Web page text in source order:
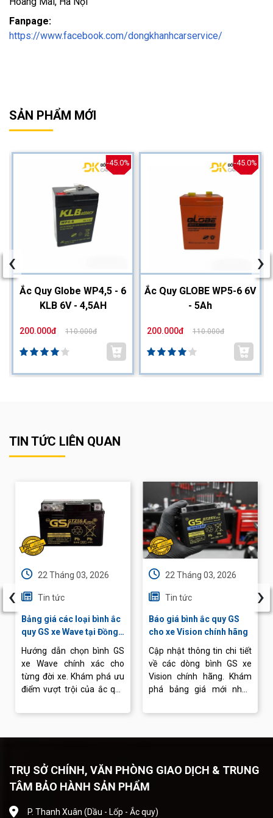
Fanpage:
https://www.facebook.com/dongkhanhcarservice/
SẢN PHẨM MỚI
-45.0%
Ắc Quy Globe WP4,5 - 6
KLB 6V - 4,5AH
200.000đ 110.000đ
-45.0%
Ắc Quy GLOBE WP5-6 6V
- 5Ah
200.000đ 110.000đ
‹ ›
TIN TỨC LIÊN QUAN
22 Tháng 03, 2026
Tin tức
Bảng giá các loại bình ắc
quy GS xe Wave tại Đồng
Khánh
Hướng dẫn chọn bình GS
xe Wave chính xác cho
từng đời xe. Khám phá ưu
điểm vượt trội của ắc quy
chuyên nghiệp tại Ắc quy
22 Tháng 03, 2026
Tin tức
Báo giá bình ắc quy GS
cho xe Vision chính hãng
Cập nhật thông tin chi tiết
về các dòng bình GS xe
Vision chính hãng. Khám
phá bảng giá mới nhất,
hợp và dịch vụ thay ắc quy
‹ ›
TRỤ SỞ CHÍNH, VĂN PHÒNG GIAO DỊCH & TRUNG
TÂM BẢO HÀNH SẢN PHẨM
P. Thanh Xuân (Dầu - Lốp - Ắc quy)